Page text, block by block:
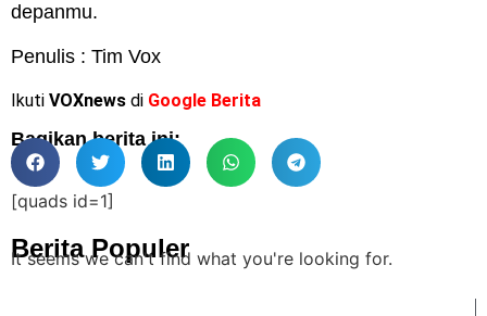
depanmu.
Penulis : Tim Vox
Ikuti VOXnews di Google Berita
Bagikan berita ini:
[quads id=1]
Berita Populer
It seems we can't find what you're looking for.